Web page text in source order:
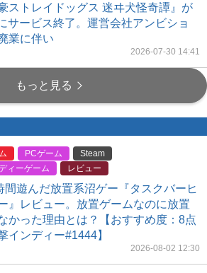
豪ストレイドッグス 迷ヰ犬怪奇譚』が
サービス終了。運営会社アンビショ
業に伴い
2026-07-30 14:41
もっと見る
PCゲーム
Steam
ィーゲーム
レビュー
間遊んだ放置系沼ゲー『タスクバーヒ
』レビュー。放置ゲームなのに放置
かった理由とは？【おすすめ度：8点
インディー#1444】
2026-08-02 12:30